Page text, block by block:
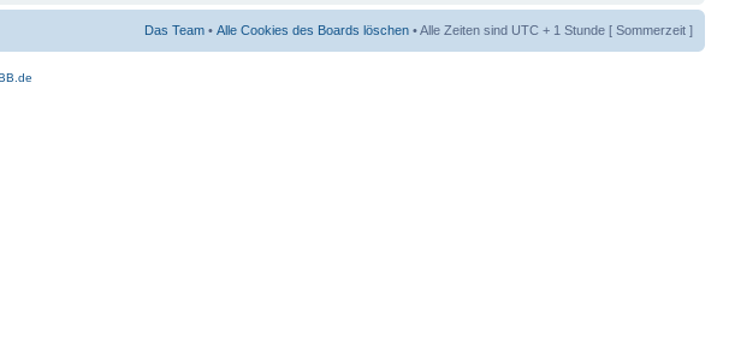
Das Team • Alle Cookies des Boards löschen • Alle Zeiten sind UTC + 1 Stunde [ Sommerzeit ]